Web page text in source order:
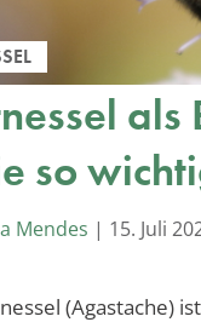
so
Mendes | 15. Juli
(Agastache)